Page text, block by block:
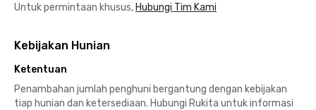
Untuk permintaan khusus, Hubungi Tim Kami
Kebijakan Hunian
Ketentuan
Penambahan jumlah penghuni bergantung dengan kebijakan
tiap hunian dan ketersediaan. Hubungi Rukita untuk informasi